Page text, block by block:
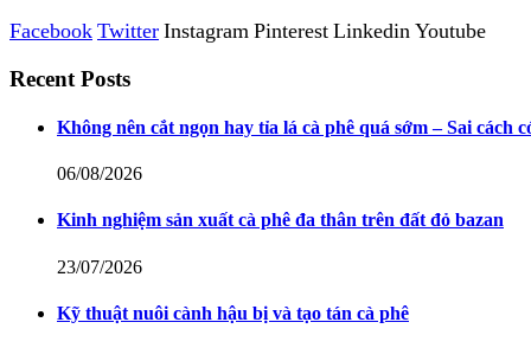
Facebook Twitter Instagram Pinterest Linkedin Youtube
Recent Posts
Không nên cắt ngọn hay tỉa lá cà phê quá sớm – Sai cách
06/08/2026
Kinh nghiệm sản xuất cà phê đa thân trên đất đỏ bazan
23/07/2026
Kỹ thuật nuôi cành hậu bị và tạo tán cà phê